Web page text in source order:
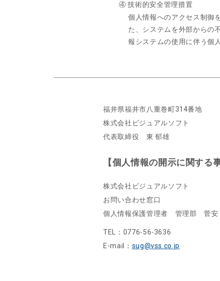
④ 技術的安全管理措置
個人情報へのアクセス制御
た、システムを外部からの
報システムの使用に伴う個
福井県福井市八重巻町314番地
株式会社ビジュアルソフト
代表取締役 東 郁雄
【個人情報の開示に関す
株式会社ビジュアルソフト
お問い合わせ窓口
個人情報保護管理者 管理部 菅安
TEL：0776-56-3636
E-mail： sug@vss.co.jp